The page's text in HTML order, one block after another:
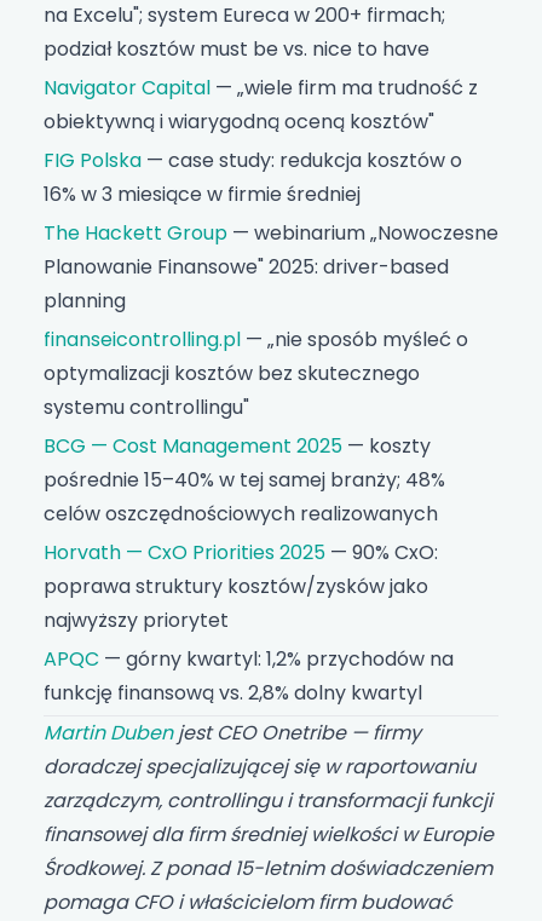
na Excelu"; system Eureca w 200+ firmach;
podział kosztów must be vs. nice to have
Navigator Capital — „wiele firm ma trudność z
obiektywną i wiarygodną oceną kosztów"
FIG Polska — case study: redukcja kosztów o
16% w 3 miesiące w firmie średniej
The Hackett Group — webinarium „Nowoczesne
Planowanie Finansowe" 2025: driver-based
planning
finanseicontrolling.pl — „nie sposób myśleć o
optymalizacji kosztów bez skutecznego
systemu controllingu"
BCG — Cost Management 2025 — koszty
pośrednie 15–40% w tej samej branży; 48%
celów oszczędnościowych realizowanych
Horvath — CxO Priorities 2025 — 90% CxO:
poprawa struktury kosztów/zysków jako
najwyższy priorytet
APQC — górny kwartyl: 1,2% przychodów na
funkcję finansową vs. 2,8% dolny kwartyl
Martin Dubenjest CEO Onetribe — firmy
doradczej specjalizującej się w raportowaniu
zarządczym, controllingu i transformacji funkcji
finansowej dla firm średniej wielkości w Europie
Środkowej. Z ponad 15-letnim doświadczeniem
pomaga CFO i właścicielom firm budować